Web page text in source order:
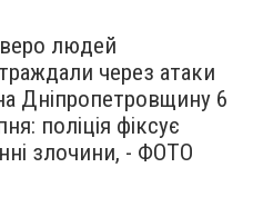
людей
через атаки
Дніпропетровщину 6
поліція фіксує
злочини, - ФОТО